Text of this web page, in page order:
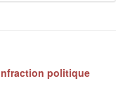
politique